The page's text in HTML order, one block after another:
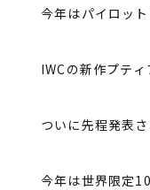
今年はパイロッ
IWCの新作プテ
ついに先程発表
今年は世界限定